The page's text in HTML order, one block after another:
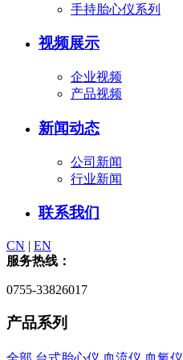
手持胎心仪系列
视频展示
企业视频
产品视频
新闻动态
公司新闻
行业新闻
联系我们
CN | EN
服务热线：
0755-33826017
产品系列